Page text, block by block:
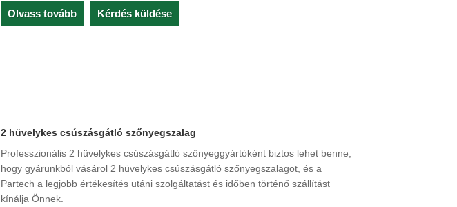
Olvass tovább Kérdés küldése
2 hüvelykes csúszásgátló szőnyegszalag
Professzionális 2 hüvelykes csúszásgátló szőnyeggyártóként biztos lehet benne,
hogy gyárunkból vásárol 2 hüvelykes csúszásgátló szőnyegszalagot, és a
Partech a legjobb értékesítés utáni szolgáltatást és időben történő szállítást
kínálja Önnek.